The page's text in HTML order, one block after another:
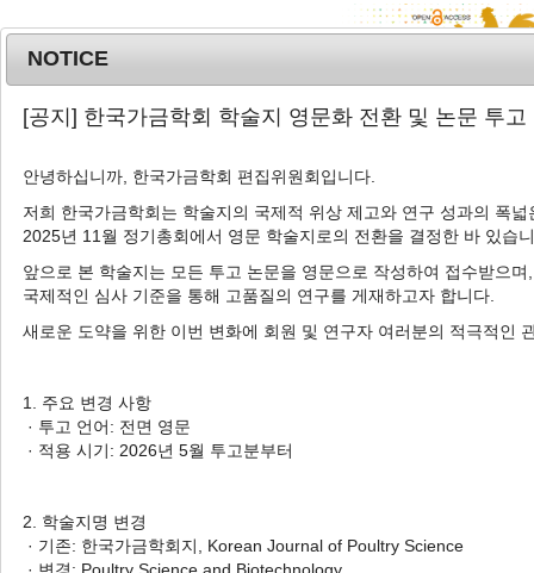
T
o
e
n
a
MENU
Advanced Search List
Author: Dong-Jin Shin
4 Articles are founded.
Flavor Compounds of Fried
Korean Native Chicken Thigh
NOTICE
[공지] 한국가금학회 학술지 영문화 전환 및 논문 투고
안녕하십니까, 한국가금학회 편집위원회입니다.
저희 한국가금학회는 학술지의 국제적 위상 제고와 연구 성과의 폭넓
2025년 11월 정기총회에서 영문 학술지로의 전환을 결정한 바 있습
앞으로 본 학술지는 모든 투고 논문을 영문으로 작성하여 접수받으며,
국제적인 심사 기준을 통해 고품질의 연구를 게재하고자 합니다.
새로운 도약을 위한 이번 변화에 회원 및 연구자 여러분의 적극적인
1. 주요 변경 사항
· 투고 언어: 전면 영문
· 적용 시기: 2026년 5월 투고분부터
2. 학술지명 변경
· 기존: 한국가금학회지, Korean Journal of Poultry Science